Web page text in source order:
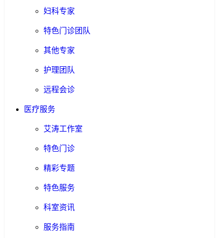
妇科专家
特色门诊团队
其他专家
护理团队
远程会诊
医疗服务
艾涛工作室
特色门诊
精彩专题
特色服务
科室资讯
服务指南